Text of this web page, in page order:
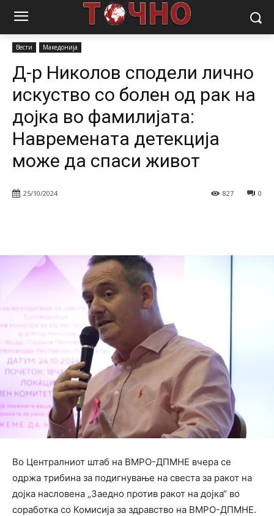
Почетна
Д-р Николов сподели лично искуство со болен
Вести Македонија
Д-р Николов сподели лично
искуство со болен од рак на
дојка во фамилијата:
Навремената детекција
може да спаси живот
25/10/2024 0
827
Во Централниот штаб на ВМРО-ДПМНЕ вчера се
одржа трибина за подигнување на свеста за ракот на
дојка насловена „Заедно против ракот на дојка“ во
соработка со Комисија за здравство на ВМРО-ДПМНЕ.